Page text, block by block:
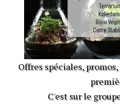
Offres spéciales,
C'est sur le